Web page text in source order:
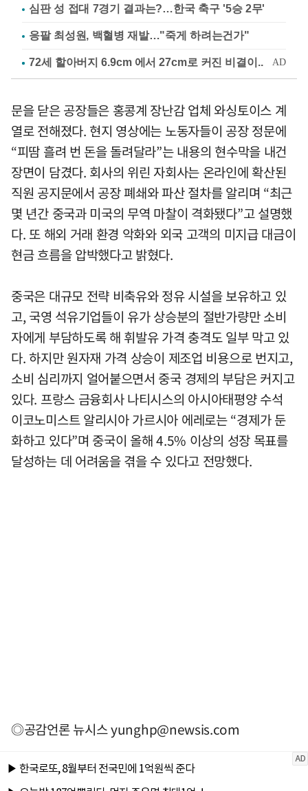
심판 성 접대 7경기 결과는?…한국 축구 '5승 2무'
응팔 최성원, 백혈병 재발…"죽게 하려는건가"
문을 닫은 공장들은 홍콩계 장난감 업체 와싱토이스 계
열로 전해졌다. 현지 영상에는 노동자들이 공장 정문에
“피땀 흘려 번 돈을 돌려달라”는 내용의 현수막을 내건
장면이 담겼다. 회사의 위린 자회사는 온라인에 확산된
직원 공지문에서 공장 폐쇄와 파산 절차를 알리며 “최근
몇 년간 중국과 미국의 무역 마찰이 격화됐다”고 설명했
다. 또 해외 거래 환경 악화와 외국 고객의 미지급 대금이
현금 흐름을 압박했다고 밝혔다.
중국은 대규모 전략 비축유와 정유 시설을 보유하고 있
고, 국영 석유기업들이 유가 상승분의 절반가량만 소비
자에게 부담하도록 해 휘발유 가격 충격도 일부 막고 있
다. 하지만 원자재 가격 상승이 제조업 비용으로 번지고,
소비 심리까지 얼어붙으면서 중국 경제의 부담은 커지고
있다. 프랑스 금융회사 나티시스의 아시아태평양 수석
이코노미스트 알리시아 가르시아 에레로는 “경제가 둔
화하고 있다”며 중국이 올해 4.5% 이상의 성장 목표를
달성하는 데 어려움을 겪을 수 있다고 전망했다.
◎공감언론 뉴시스yunghp@newsis.com